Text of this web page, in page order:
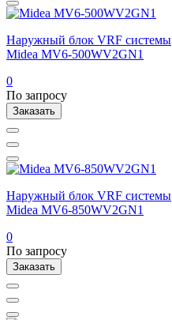
Наружный блок VRF системы
Midea MV6-500WV2GN1
0
По запросу
Заказать
Наружный блок VRF системы
Midea MV6-850WV2GN1
0
По запросу
Заказать